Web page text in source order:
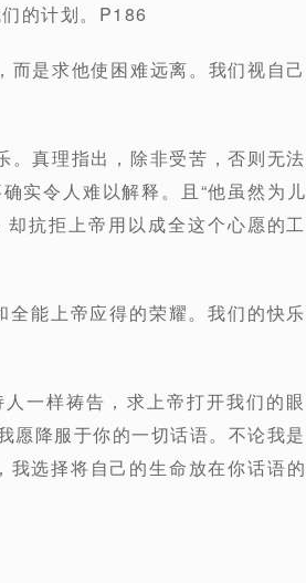
的计划。P186
是求他使困难远离。我们视自己
真理指出，除非受苦，否则无法
实令人难以解释。且“他虽然为儿
抗拒上帝用以成全这个心愿的工
全能上帝应得的荣耀。我们的快乐
一样祷告，求上帝打开我们的眼
愿降服于你的一切话语。不论我是
选择将自己的生命放在你话语的